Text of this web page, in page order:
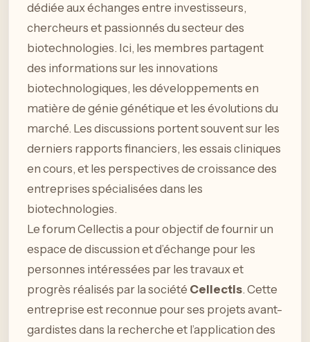
dédiée aux échanges entre investisseurs,
chercheurs et passionnés du secteur des
biotechnologies. Ici, les membres partagent
des informations sur les innovations
biotechnologiques, les développements en
matière de génie génétique et les évolutions du
marché. Les discussions portent souvent sur les
derniers rapports financiers, les essais cliniques
en cours, et les perspectives de croissance des
entreprises spécialisées dans les
biotechnologies.
Le forum Cellectis a pour objectif de fournir un
espace de discussion et d’échange pour les
personnes intéressées par les travaux et
progrès réalisés par la société Cellectis. Cette
entreprise est reconnue pour ses projets avant-
gardistes dans la recherche et l’application des